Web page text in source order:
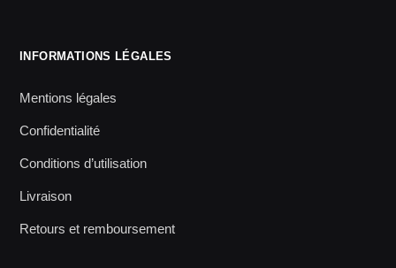
INFORMATIONS LÉGALES
Mentions légales
Confidentialité
Conditions d’utilisation
Livraison
Retours et remboursement